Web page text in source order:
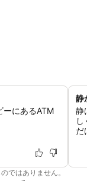
ーにあるATM
静
静
だ
ではありません。